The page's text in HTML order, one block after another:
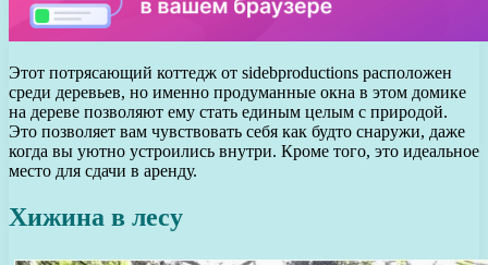
Этот потрясающий коттедж от sidebproductions расположен
среди деревьев, но именно продуманные окна в этом домике
на дереве позволяют ему стать единым целым с природой.
Это позволяет вам чувствовать себя как будто снаружи, даже
когда вы уютно устроились внутри. Кроме того, это идеальное
место для сдачи в аренду.
Хижина в лесу